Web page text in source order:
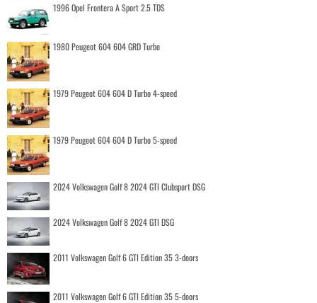
1996 Opel Frontera A Sport 2.5 TDS
1980 Peugeot 604 604 GRD Turbo
1979 Peugeot 604 604 D Turbo 4-speed
1979 Peugeot 604 604 D Turbo 5-speed
2024 Volkswagen Golf 8 2024 GTI Clubsport DSG
2024 Volkswagen Golf 8 2024 GTI DSG
2011 Volkswagen Golf 6 GTI Edition 35 3-doors
2011 Volkswagen Golf 6 GTI Edition 35 5-doors